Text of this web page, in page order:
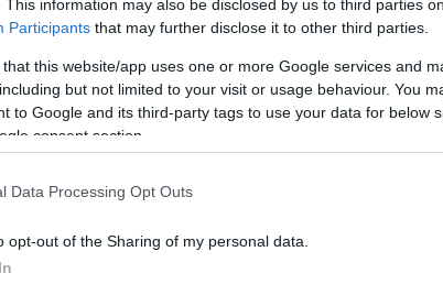
This information may also be disclosed by us to third parties
Participants that may further disclose it to other third parties.
that this website/app uses one or more Google services and
but not limited to your visit or usage behaviour. You
to Google and its third-party tags to use your data for below
consent section.
Data Processing Opt Outs
opt-out of the Sharing of my personal data.
latency architectuur die zorgt voor snelle
controle over hun fondsen via
die doet denken aan gecentraliseerde
van het platform.
van perpetual DEX’ , terwijl het opereert met zijn
voort uit de betrokkenheid van